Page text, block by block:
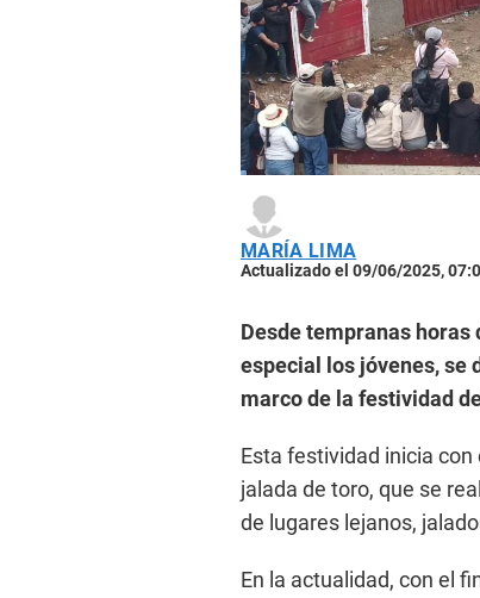
MARÍA LIMA
Actualizado el 09/06/2025,
Desde tempranas horas
especial los jóvenes, se
marco de la festividad
Esta festividad inicia con
jalada de toro, que se
de lugares lejanos,
En la actualidad, con el